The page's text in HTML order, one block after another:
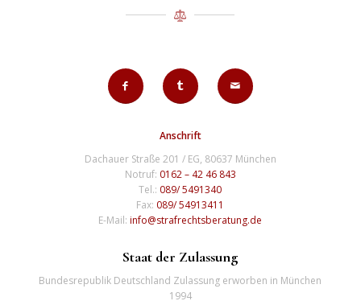
Anschrift
Dachauer Straße 201 / EG, 80637 München
Notruf: 0162 – 42 46 843
Tel.: 089/ 5491340
Fax: 089/ 54913411
E-Mail:info@strafrechtsberatung.de
Staat der Zulassung
Bundesrepublik Deutschland Zulassung erworben in München
1994